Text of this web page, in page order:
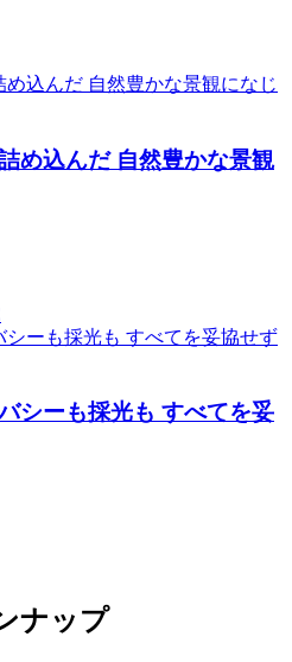
め込んだ 自然豊かな景観
シーも採光も すべてを妥
ナップ